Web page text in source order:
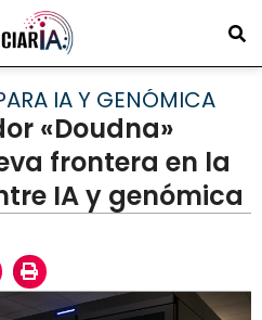
IA Y GENÓMICA
«Doudna»
frontera en la
IA y genómica